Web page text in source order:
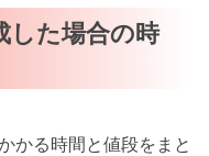
した場合の時
かる時間と値段をまと